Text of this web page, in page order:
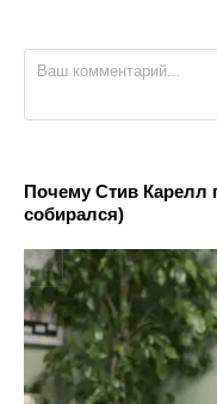
Почему Стив Карелл
собирался)